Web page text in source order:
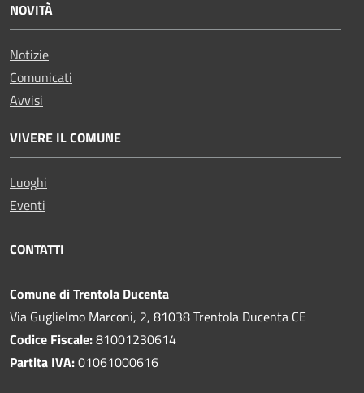
NOVITÀ
Notizie
Comunicati
Avvisi
VIVERE IL COMUNE
Luoghi
Eventi
CONTATTI
Comune di Trentola Ducenta
Via Guglielmo Marconi, 2, 81038 Trentola Ducenta CE
Codice Fiscale:81001230614
Partita IVA:01061000616